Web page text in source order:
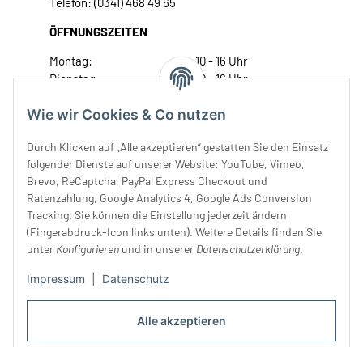
Alle akzeptieren
Wie wir Cookies & Co nutzen
Durch Klicken auf „Alle akzeptieren“ gestatten Sie den Einsatz
folgender Dienste auf unserer Website: YouTube, Vimeo,
Brevo, ReCaptcha, PayPal Express Checkout und
Ratenzahlung, Google Analytics 4, Google Ads Conversion
Tracking. Sie können die Einstellung jederzeit ändern
(Fingerabdruck-Icon links unten). Weitere Details finden Sie
unter Konfigurieren und in unserer Datenschutzerklärung.
Impressum Datenschutz
ÖFFNUNGSZEITEN
Montag:
10 - 16 Uhr
Dienstag:
10 - 16 Uhr
Donnerstag:
10 - 18 Uhr
Samstag:
10 - 14 Uhr
Unser Service
Rechtliches